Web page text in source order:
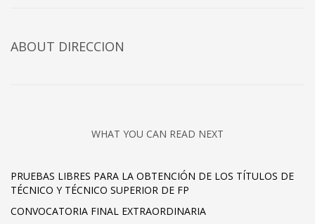
ABOUT DIRECCION
WHAT YOU CAN READ NEXT
PRUEBAS LIBRES PARA LA OBTENCIÓN DE LOS TÍTULOS DE
TÉCNICO Y TÉCNICO SUPERIOR DE FP
CONVOCATORIA FINAL EXTRAORDINARIA